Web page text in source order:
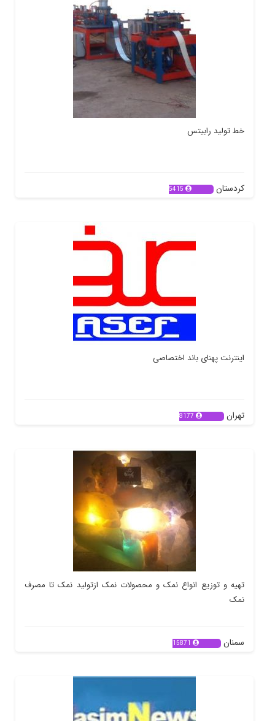
خط تولید رابیتس
کردستان 5415
اینترنت پهنای باند اختصاصی
تهران 8177
تهیه و توزیع انواع نمک و محصولات نمک ازتولید نمک تا مصرف
نمک
سمنان 15871